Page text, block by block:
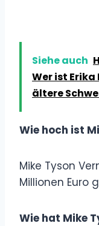
Siehe auch
Wer ist Erika
ältere
Wie hoch ist
Mike Tyson
Millionen Euro
Wie hat Mike